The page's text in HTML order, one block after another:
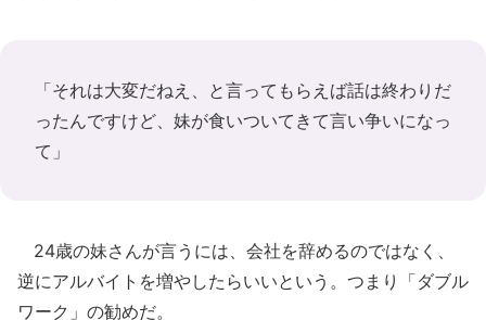
「それは大変だねえ、と言ってもらえば話は終わりだ
ったんですけど、妹が食いついてきて言い争いになっ
て」
24歳の妹さんが言うには、会社を辞めるのではなく、
逆にアルバイトを増やしたらいいという。つまり「ダブル
ワーク」の勧めだ。